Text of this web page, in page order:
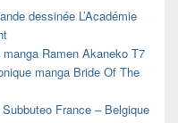
dessinée L’Académie
manga Ramen Akaneko T7
manga Bride Of The
France – Belgique